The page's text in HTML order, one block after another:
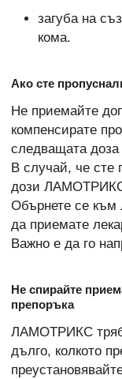
загуба на
кома.
Ако сте
Не приемайте
компенсирате
следващата
В случай, че сте
дози
Обърнете се към
да приемате
Важно е да го
Не спирайте
препоръка
ЛАМОТРИКС
дълго, колкото